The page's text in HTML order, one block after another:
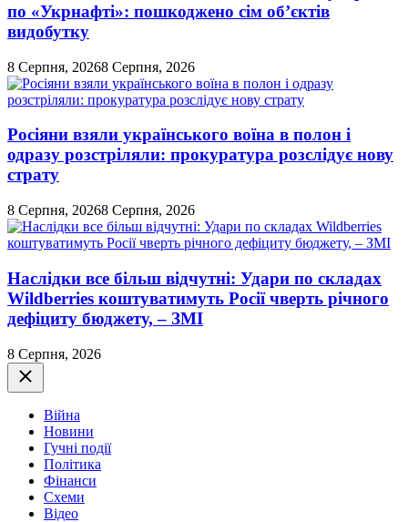
по «Укрнафті»: пошкоджено сім об’єктів
видобутку
8 Серпня, 20268 Серпня, 2026
Росіяни взяли українського воїна в полон і
одразу розстріляли: прокуратура розслідує нову
страту
8 Серпня, 20268 Серпня, 2026
Наслідки все більш відчутні: Удари по складах
Wildberries коштуватимуть Росії чверть річного
дефіциту бюджету, – ЗМІ
8 Серпня, 2026
Закрити
Війна
Новини
Гучні події
Політика
Фінанси
Схеми
Відео